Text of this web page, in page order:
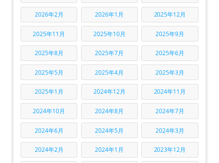
2026年2月 2026年1月 2025年12月
2025年11月 2025年10月 2025年9月
2025年8月 2025年7月 2025年6月
2025年5月 2025年4月 2025年3月
2025年1月 2024年12月 2024年11月
2024年10月 2024年8月 2024年7月
2024年6月 2024年5月 2024年3月
2024年2月 2024年1月 2023年12月